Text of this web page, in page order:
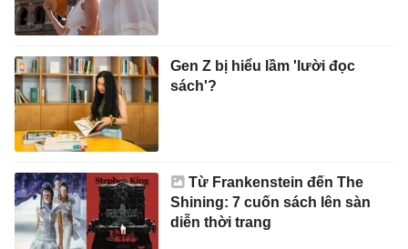
Gen Z bị hiểu lầm 'lười đọc
sách'?
Từ Frankenstein đến The
Shining: 7 cuốn sách lên sàn
diễn thời trang